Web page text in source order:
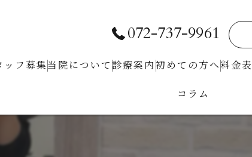
072-737-9961
ッフ募集当院について 診療案内初めての⽅へ料金表
コラム